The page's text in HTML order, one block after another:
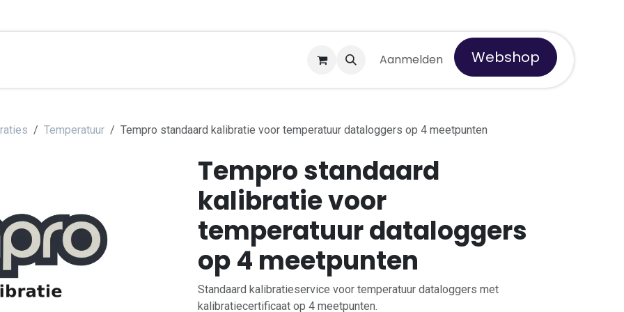
Over Tempro Aanmelden Webshop
Temperatuur Tempro standaard kalibratie voor temperatuur dataloggers op 4 meetpunten
Tempro standaard
kalibratie voor
temperatuur dataloggers
op 4 meetpunten
Standaard kalibratieservice voor temperatuur dataloggers met
kalibratiecertificaat op 4 meetpunten.